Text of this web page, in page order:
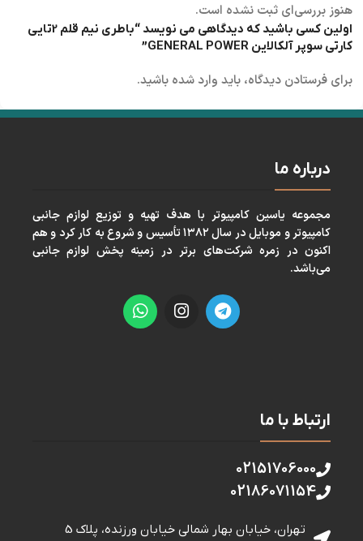
هنوز بررسی‌ای ثبت نشده است.
اولین کسی باشید که دیدگاهی می نویسد “باطری نیم قلم 2تایی
کارتی سوپر آلکالاین GENERAL POWER”
برای فرستادن دیدگاه، باید وارد شده باشید.
درباره ما
مجموعه ياسين كامپيوتر با هدف تهيه و توزيع لوازم جانبی
كامپيوتر و موبايل در سال ١٣٨٢ تأسيس و شروع به كار كرد و هم
اكنون در زمره شركت‌های برتر در زمينه پخش لوازم جانبی
می‌باشد.
ارتباط با ما
02151706000
02186071154
تهران، خیابان بهار شمالی خيابان ورزنده، پلاک 5